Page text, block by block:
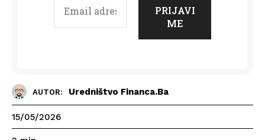
AUTOR: Uredništvo Financa.ba
15/05/2026